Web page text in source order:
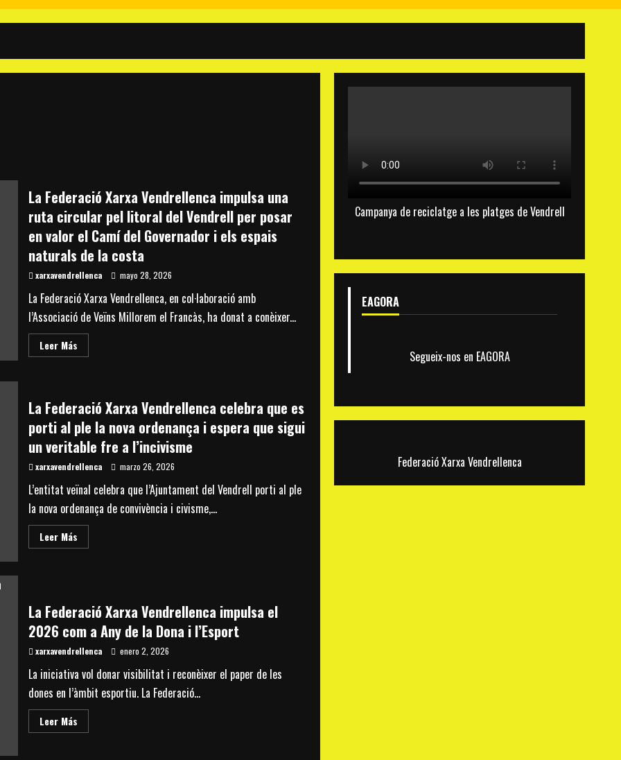
La Federació Xarxa Vendrellenca impulsa una
ruta circular pel litoral del Vendrell per posar
en valor el Camí del Governador i els espais
naturals de la costa
xarxavendrellenca mayo 28, 2026
La Federació Xarxa Vendrellenca, en col·laboració amb
l’Associació de Veïns Millorem el Francàs, ha donat a conèixer...
Leer MásRead
more
Vendrellenca
impulsa
una
ruta
circular
pel
litoral
del
per
en
valor
el
Camí
del
de
la
costa
La Federació Xarxa Vendrellenca celebra que es
porti al ple la nova ordenança i espera que sigui
un veritable fre a l’incivisme
xarxavendrellenca marzo 26, 2026
L’entitat veïnal celebra que l’Ajuntament del Vendrell porti al ple
la nova ordenança de convivència i civisme,...
Leer MásRead
more
celebra
que
porti
ple
nova
ordenança
i
espera
que
sigui
un
La Federació Xarxa Vendrellenca impulsa el
2026 com a Any de la Dona i l’Esport
xarxavendrellenca enero 2, 2026
La iniciativa vol donar visibilitat i reconèixer el paper de les
dones en l’àmbit esportiu. La Federació...
Leer MásRead
more
Campanya de reciclatge a les platges de Vendrell
EAGORA
Segueix-nos en EAGORA
Federació Xarxa Vendrellenca